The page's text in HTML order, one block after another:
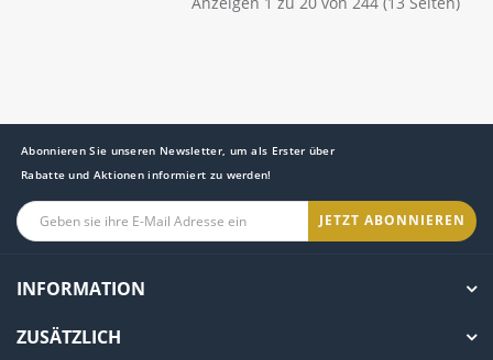
Abonnieren Sie unseren Newsletter, um als Erster über
Rabatte und Aktionen informiert zu werden!
JETZT ABONNIEREN
INFORMATION
ZUSÄTZLICH